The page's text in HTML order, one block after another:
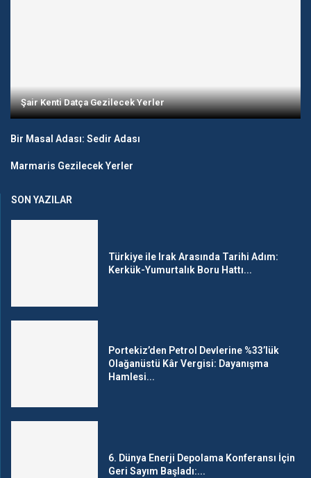
Şair Kenti Datça Gezilecek Yerler
Bir Masal Adası: Sedir Adası
Marmaris Gezilecek Yerler
SON YAZILAR
Türkiye ile Irak Arasında Tarihi Adım:
Kerkük-Yumurtalık Boru Hattı...
Portekiz’den Petrol Devlerine %33’lük
Olağanüstü Kâr Vergisi: Dayanışma
Hamlesi...
6. Dünya Enerji Depolama Konferansı İçin
Geri Sayım Başladı:...